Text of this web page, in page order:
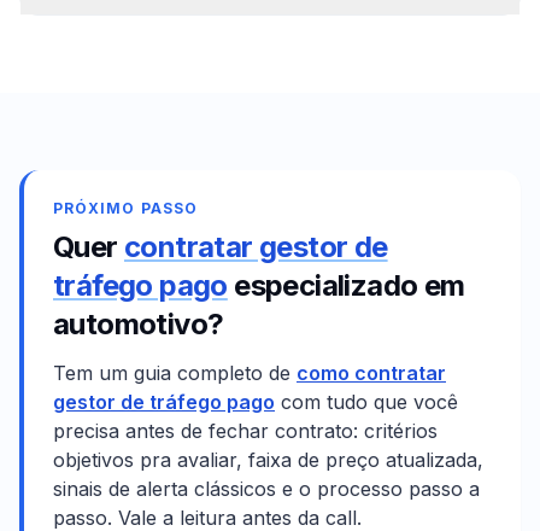
PRÓXIMO PASSO
Quer contratar gestor de
tráfego pago especializado em
automotivo?
Tem um guia completo de como contratar
gestor de tráfego pago com tudo que você
precisa antes de fechar contrato: critérios
objetivos pra avaliar, faixa de preço atualizada,
sinais de alerta clássicos e o processo passo a
passo. Vale a leitura antes da call.